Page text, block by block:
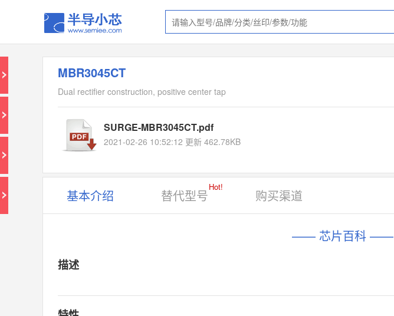
MBR3045CT
Dual rectifier construction, positive center tap
SURGE-MBR3045CT.pdf
2021-02-26 10:52:12 更新 462.78KB
基本介绍 替代型号
Hot!
购买渠道
—— 芯片百科 ——
描述